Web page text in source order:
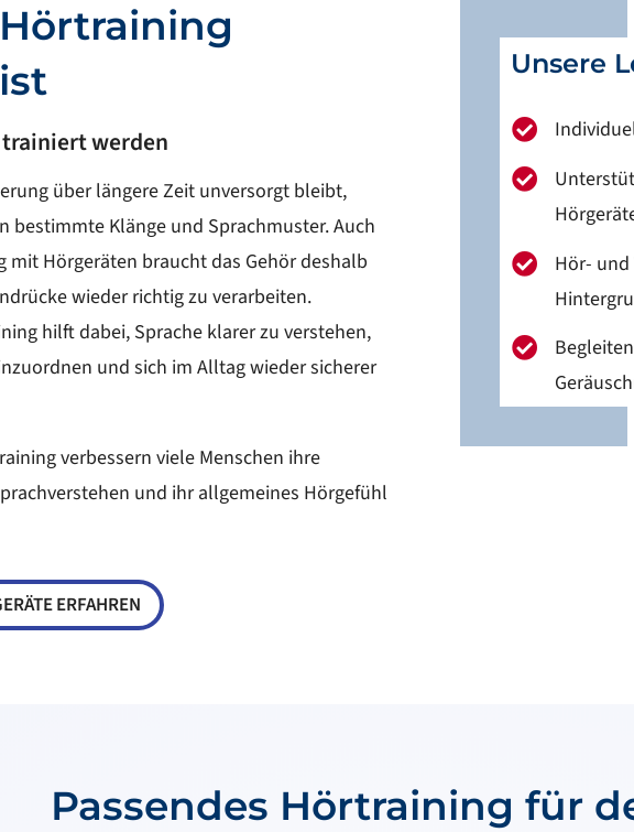
trainiert werden
über längere Zeit unversorgt bleibt,
bestimmte Klänge und Sprachmuster. Auch
mit Hörgeräten braucht das Gehör deshalb
wieder richtig zu verarbeiten.
hilft dabei, Sprache klarer zu verstehen,
und sich im Alltag wieder sicherer
verbessern viele Menschen ihre
und ihr allgemeines Hörgefühl
ERFAHREN
Unsere



Hör- und

Passendes Hörtraining für